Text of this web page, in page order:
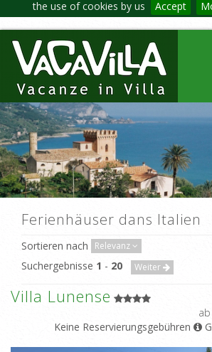
the use of cookies by us Accept
Ferienhäuser dans Italien
Sortieren nach Relevanz
Suchergebnisse 1 - 20 Weiter
Villa Lunense
Keine Reservierungsgebühren